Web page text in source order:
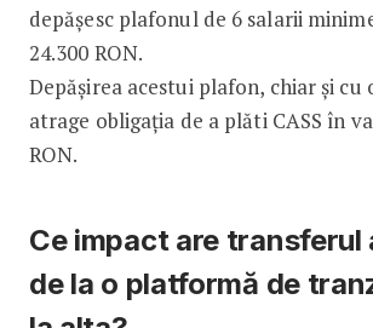
depășesc plafonul de 6 salarii
24.300 RON.
Depășirea acestui plafon, chiar și cu
atrage obligația de a plăti CASS în
RON.
Ce impact are transferul
de la o platformă de